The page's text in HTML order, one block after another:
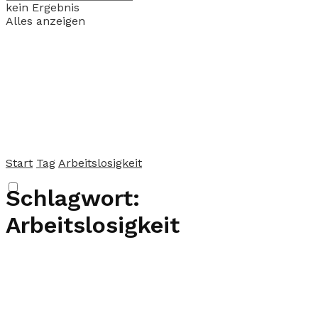
kein Ergebnis
Alles anzeigen
Start Tag Arbeitslosigkeit
Schlagwort:
Arbeitslosigkeit